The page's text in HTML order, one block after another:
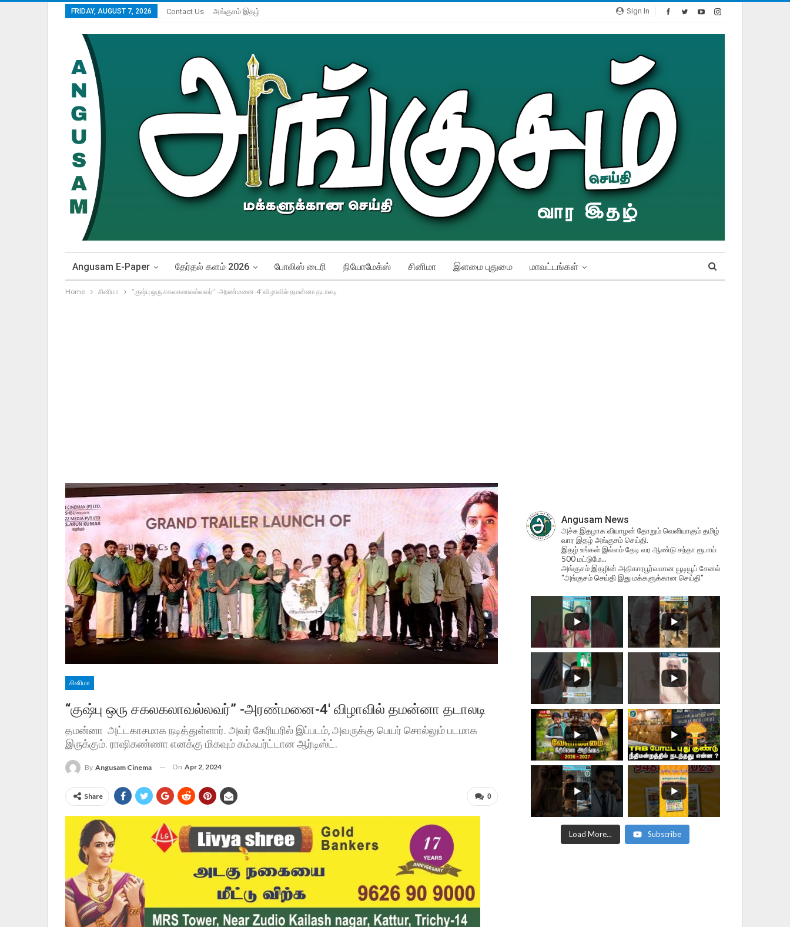
Sign In
FRIDAY, AUGUST 7, 2026 Contact Us அங்குசம் இதழ்
Angusam E-Paper தேர்தல் களம் 2026 போலிஸ் டைரி நியோமேக்ஸ் சினிமா இளமை புதுமை மாவட்டங்கள்
Home சினிமா “குஷ்பு ஒரு சகலகலாவல்லவர்” -அரண்மனை-4′ விழாவில் தமன்னா தடாலடி
சினிமா
“குஷ்பு ஒரு சகலகலாவல்லவர்” -அரண்மனை-4′ விழாவில் தமன்னா தடாலடி
தமன்னா அட்டகாசமாக நடித்துள்ளார். அவர் கேரியரில் இப்படம், அவருக்கு பெயர் சொல்லும் படமாக
இருக்கும். ராஷிகண்ணா எனக்கு மிகவும் கம்ஃபர்ட்டான ஆர்டிஸ்ட்.
By Angusam Cinema On Apr 2, 2024
0
Share
Angusam News
அச்சு இதழாக வியாழன் தோறும் வெளியாகும் தமிழ்
வார இதழ் அங்குசம் செய்தி.
இதழ் உங்கள் இல்லம் தேடி வர ஆண்டு சந்தா ரூபாய்
500 மட்டுமே...
அங்குசம் இதழின் அதிகாரபூர்வமான யூடியூப் சேனல்
"அங்குசம் செய்தி இது மக்களுக்கான செய்தி"
Load More... Subscribe